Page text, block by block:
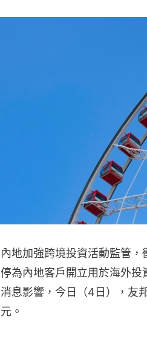
內地加強跨境投資活動監管
停為內地客戶開立用於海外
消息影響，今日（4日），友
元。